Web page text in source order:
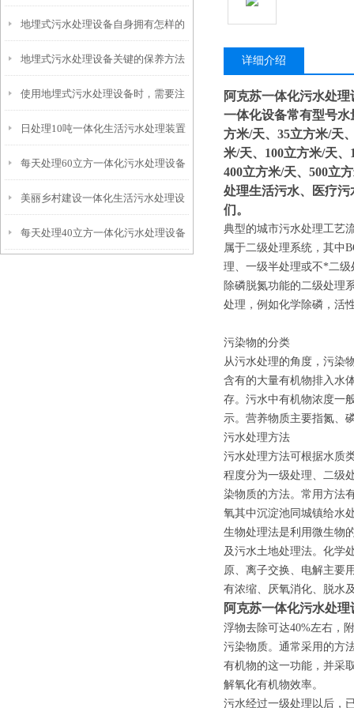
安装的呢？
地埋式污水处理设备自身拥有怎样的
特点呢？
地埋式污水处理设备关键的保养方法
使用地埋式污水处理设备时，需要注
意以下事项
日处理10吨一体化生活污水处理装置
每天处理60立方一体化污水处理设备
美丽乡村建设一体化生活污水处理设
备
每天处理40立方一体化污水处理设备
详细介绍
阿克苏一体化污水处理
一体化设备常有型号水
方米/天、35立方米/天
米/天、100立方米/天
400立方米/天、500立
处理生活污水、医疗
们。
典型的城市污水处理工艺
属于二级处理系统，其中
理、一级半处理或不*二级
除磷脱氮功能的二级处理
处理，例如化学除磷，活
污染物的分类
从污水处理的角度，污染
含有的大量有机物排入水
存。污水中有机物浓度一
示。营养物质主要指氮、
污水处理方法
污水处理方法可根据水质
程度分为一级处理、二级
染物质的方法。常用方法
氧其中沉淀池同城镇给水
生物处理法是利用微生物
及污水土地处理法。化学
原、离子交换、电解主要
有浓缩、厌氧消化、脱水
阿克苏一体化污水处理
浮物去除可达40%左右，
污染物质。通常采用的方
有机物的这一功能，并采
解氧化有机物效率。
污水经过一级处理以后，